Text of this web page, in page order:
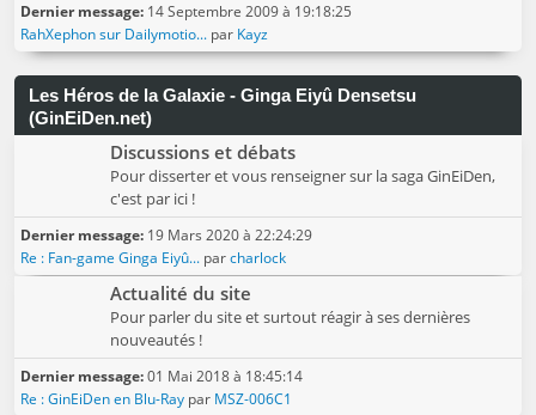
Dernier message: 14 Septembre 2009 à 19:18:25
RahXephon sur Dailymotio... par Kayz
Les Héros de la Galaxie - Ginga Eiyû Densetsu
(GinEiDen.net)
Discussions et débats
Pour disserter et vous renseigner sur la saga GinEiDen,
c'est par ici !
Dernier message: 19 Mars 2020 à 22:24:29
Re : Fan-game Ginga Eiyû... parcharlock
Actualité du site
Pour parler du site et surtout réagir à ses dernières
nouveautés !
Dernier message:01 Mai 2018 à 18:45:14
Re : GinEiDen en Blu-Ray par MSZ-006C1